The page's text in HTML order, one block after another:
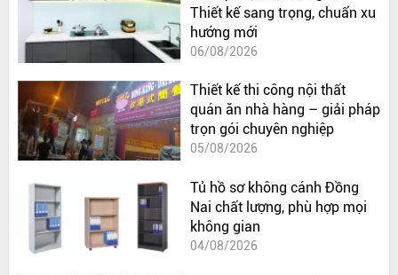
Thiết kế sang trọng, chuẩn xu
hướng mới
06/08/2026
Thiết kế thi công nội thất
quán ăn nhà hàng – giải pháp
trọn gói chuyên nghiệp
05/08/2026
Tủ hồ sơ không cánh Đồng
Nai chất lượng, phù hợp mọi
không gian
04/08/2026